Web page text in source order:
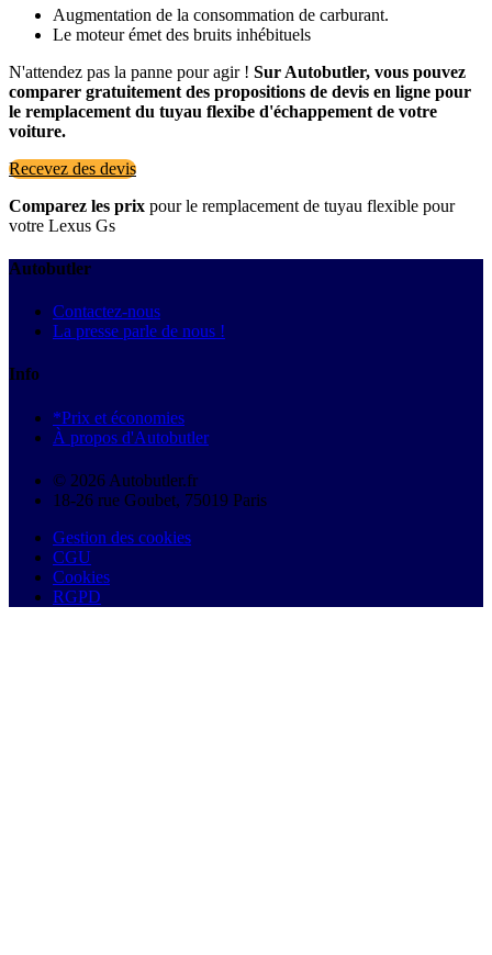
Augmentation de la consommation de carburant.
Le moteur émet des bruits inhébituels
N'attendez pas la panne pour agir ! Sur Autobutler, vous pouvez
comparer gratuitement des propositions de devis en ligne pour
le remplacement du tuyau flexibe d'échappement de votre
voiture.
Recevez des devis
Comparez les prix pour le remplacement de tuyau flexible pour
votre Lexus Gs
Autobutler
Contactez-nous
La presse parle de nous !
Info
*Prix et économies
À propos d'Autobutler
© 2026 Autobutler.fr
18-26 rue Goubet, 75019 Paris
Gestion des cookies
CGU
Cookies
RGPD